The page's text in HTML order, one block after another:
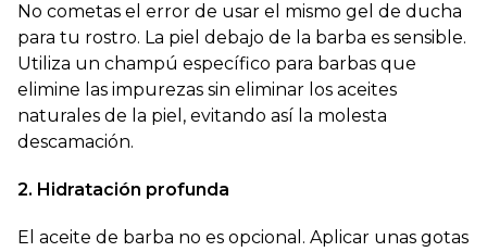
No cometas el error de usar el mismo gel de ducha
para tu rostro. La piel debajo de la barba es sensible.
Utiliza un champú específico para barbas que
elimine las impurezas sin eliminar los aceites
naturales de la piel, evitando así la molesta
descamación.
2. Hidratación profunda
El aceite de barba no es opcional. Aplicar unas gotas